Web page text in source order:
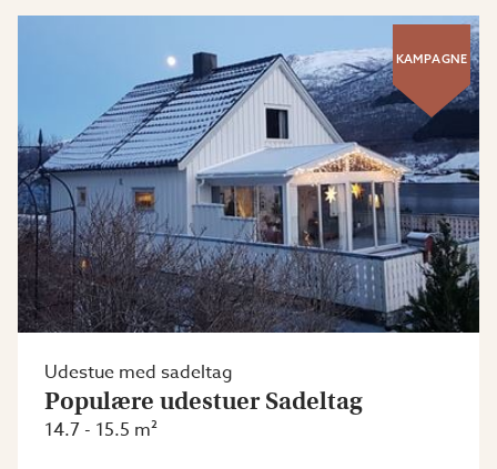
KAMPAGNE
Udestue med sadeltag
Populære udestuer Sadeltag
14.7 - 15.5 m²